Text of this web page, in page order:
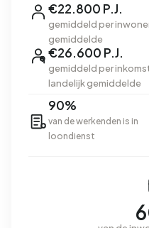
€22.800 P.J.
gemiddeld per
gemiddelde
€26.600 P.J.
gemiddeld per
landelijk gemiddelde
90%
van de werkenden is in
loondienst